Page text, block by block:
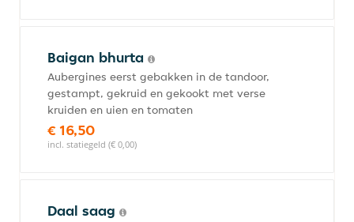
Baigan bhurta
Aubergines eerst gebakken in de tandoor,
gestampt, gekruid en gekookt met verse
kruiden en uien en tomaten
€ 16,50
incl. statiegeld (€ 0,00)
Daal saag